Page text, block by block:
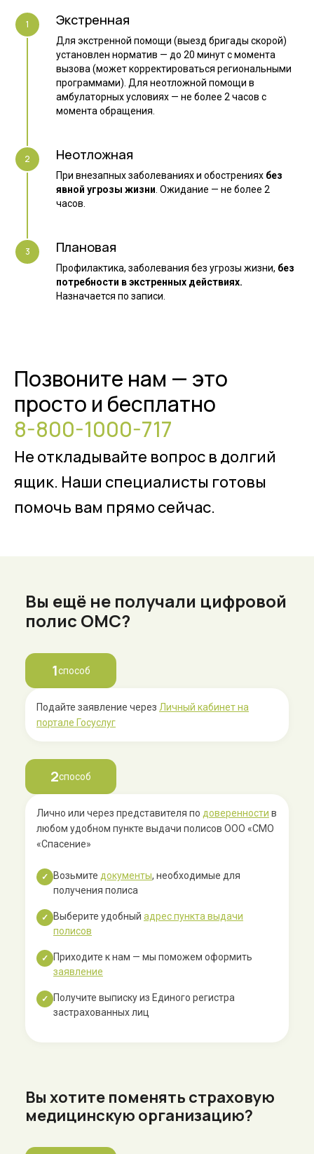
Экстренная
Для экстренной помощи (выезд бригады скорой)
установлен норматив — до 20 минут с момента
вызова (может корректироваться региональными
программами). Для неотложной помощи в
амбулаторных условиях — не более 2 часов с
момента обращения.
Неотложная
При внезапных заболеваниях и обострениях без
явной угрозы жизни . Ожидание — не более 2
часов.
Плановая
Профилактика, заболевания без угрозы жизни, без
потребности в экстренных действиях.
Назначается по записи.
Позвоните нам — это
просто и бесплатно
8-800-1000-717
Не откладывайте вопрос в долгий
ящик. Наши специалисты готовы
помочь вам прямо сейчас.
Вы ещё не получали цифровой
полис ОМС?
1способ
Подайте заявление через Личный кабинет на
портале Госуслуг
2способ
Лично или через представителя по доверенности в
любом удобном пункте выдачи полисов ООО «СМО
«Спасение»
✓ Возьмите документы, необходимые для
получения полиса
✓ Выберите удобный адрес пункта выдачи
полисов
✓
Приходите к нам — мы поможем оформить
заявление
✓
Получите выписку из Единого регистра
застрахованных лиц
Вы хотите поменять страховую
медицинскую организацию?